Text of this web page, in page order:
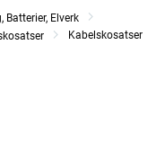
Batterier, Elverk
Kabelskosatser